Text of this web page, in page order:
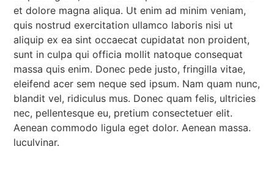
et dolore magna aliqua. Ut enim ad minim veniam,
quis nostrud exercitation ullamco laboris nisi ut
aliquip ex ea sint occaecat cupidatat non proident,
sunt in culpa qui officia mollit natoque consequat
massa quis enim. Donec pede justo, fringilla vitae,
eleifend acer sem neque sed ipsum. Nam quam nunc,
blandit vel, ridiculus mus. Donec quam felis, ultricies
nec, pellentesque eu, pretium consectetuer elit.
Aenean commodo ligula eget dolor. Aenean massa.
luculvinar.